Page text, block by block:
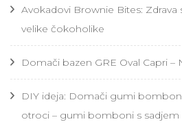
Avokadovi Brownie Bites: Zdrava
velike čokoholike
Domači bazen GRE Oval Capri
DIY ideja: Domači gumi
otroci – gumi bomboni s sadjem